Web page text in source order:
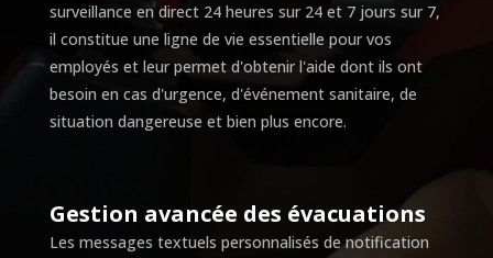
surveillance en direct 24 heures sur 24 et 7 jours sur 7,
il constitue une ligne de vie essentielle pour vos
employés et leur permet d'obtenir l'aide dont ils ont
besoin en cas d'urgence, d'événement sanitaire, de
situation dangereuse et bien plus encore.
Gestion avancée des évacuations
Les messages textuels personnalisés de notification